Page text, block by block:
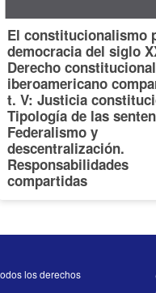
El constitucionalismo
democracia del siglo
Derecho constitucional
iberoamericano
t. V: Justicia
Tipología de las
Federalismo y
descentralización.
Responsabilidades
compartidas
los derechos